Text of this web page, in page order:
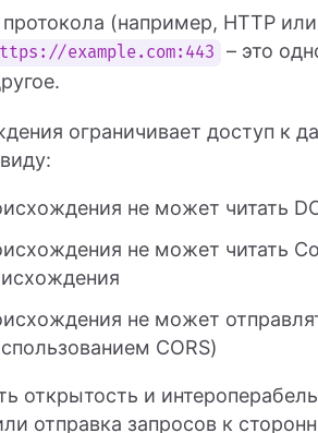
(например, HTTP
example.com:443
– это
ограничивает доступ к
не может читать
не может читать
не может
CORS)
открытость и
отправка запросов к